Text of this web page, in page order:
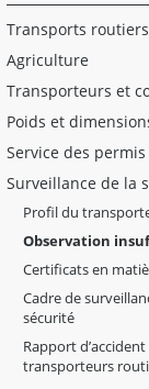
Transports routiers
Agriculture
Transporteurs et
Poids et
Service des permis
Surveillance de la
Profil du
Observation
Certificats en
Cadre de
sécurité
Rapport
transporteurs